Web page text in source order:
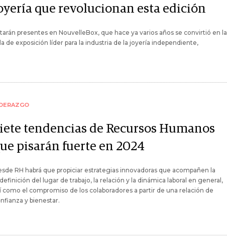
que revolucionan esta edición
presentes en NouvelleBox, que hace ya varios años se convirtió en la
de exposición líder para la industria de la joyería independiente,
tendencias de Recursos Humanos
pisarán fuerte en 2024
RH habrá que propiciar estrategias innovadoras que acompañen la
del lugar de trabajo, la relación y la dinámica laboral en general,
como el compromiso de los colaboradores a partir de una relación de
y bienestar.